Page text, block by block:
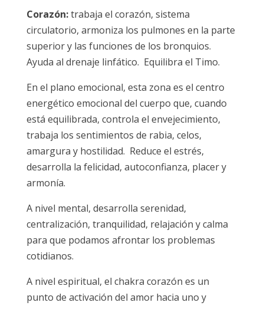
Corazón:trabaja el corazón, sistema
circulatorio, armoniza los pulmones en la parte
superior y las funciones de los bronquios.
Ayuda al drenaje linfático. Equilibra el Timo.
En el plano emocional, esta zona es el centro
energético emocional del cuerpo que, cuando
está equilibrada, controla el envejecimiento,
trabaja los sentimientos de rabia, celos,
amargura y hostilidad. Reduce el estrés,
desarrolla la felicidad, autoconfianza, placer y
armonía.
A nivel mental, desarrolla serenidad,
centralización, tranquilidad, relajación y calma
para que podamos afrontar los problemas
cotidianos.
A nivel espiritual, el chakra corazón es un
punto de activación del amor hacia uno y